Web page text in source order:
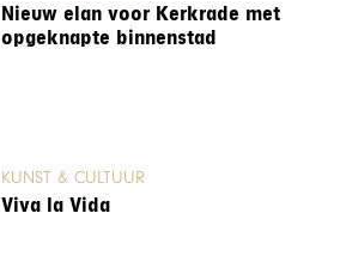
Nieuw elan voor Kerkrade met
opgeknapte binnenstad
KUNST & CULTUUR
Viva la Vida